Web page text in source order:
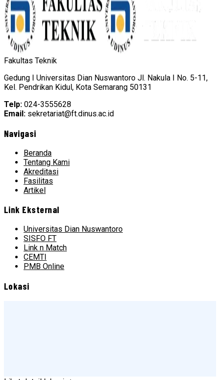
Fakultas Teknik
Gedung I Universitas Dian Nuswantoro Jl. Nakula I No. 5-11,
Kel. Pendrikan Kidul, Kota Semarang 50131
Telp: 024-3555628
Email: sekretariat@ft.dinus.ac.id
Navigasi
Beranda
Tentang Kami
Akreditasi
Fasilitas
Artikel
Link Eksternal
Universitas Dian Nuswantoro
SISFO FT
Link n Match
CEMTI
PMB Online
Lokasi